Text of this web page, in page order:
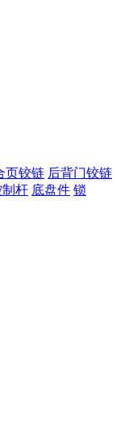
页铰链 后背门铰链
制杆 底盘件 锁